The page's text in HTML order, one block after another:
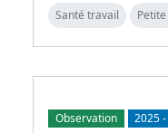
Santé travail
Observation 2025